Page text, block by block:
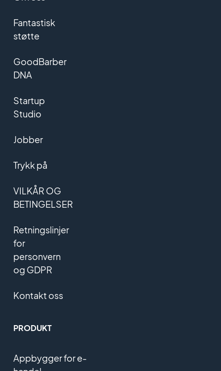
Fantastisk
støtte
GoodBarber
DNA
Startup
Studio
Jobber
Trykk på
VILKÅR OG
BETINGELSER
Retningslinjer
for
personvern
og GDPR
Kontakt oss
PRODUKT
Appbygger for e-